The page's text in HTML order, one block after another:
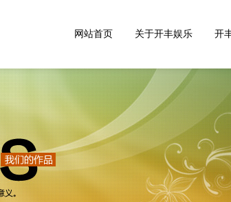
网站首页 关于开丰娱乐 开